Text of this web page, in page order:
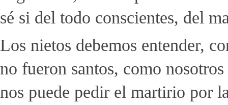
sé si del todo conscientes, del
Los nietos debemos entender,
no fueron santos, como
nos puede pedir el martirio por